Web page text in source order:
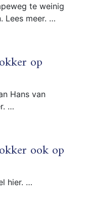
te weinig
Lees meer. …
op
Hans van
…
ook op
hier. …